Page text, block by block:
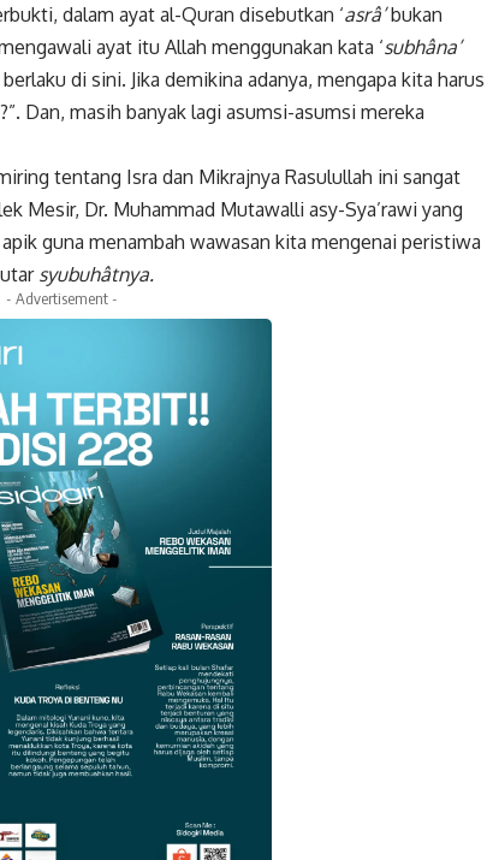
dalam ayat al-Quran disebutkan ‘asrâ’bukan
ayat itu Allah menggunakan kata ‘subhâna’
di sini. Jika demikina adanya, mengapa kita harus
Dan, masih banyak lagi asumsi-asumsi mereka
tentang Isra dan Mikrajnya Rasulullah ini sangat
Mesir, Dr. Muhammad Mutawalli asy-Sya’rawi yang
guna menambah wawasan kita mengenai peristiwa
syubuhâtnya.
- Advertisement -